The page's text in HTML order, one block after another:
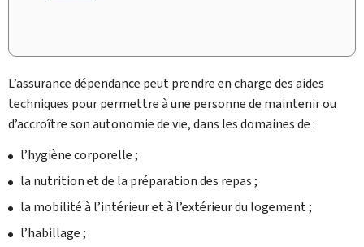
L’assurance dépendance peut prendre en charge des aides
techniques pour permettre à une personne de maintenir ou
d’accroître son autonomie de vie, dans les domaines de :
l’hygiène corporelle ;
la nutrition et de la préparation des repas ;
la mobilité à l’intérieur et à l’extérieur du logement ;
l’habillage ;